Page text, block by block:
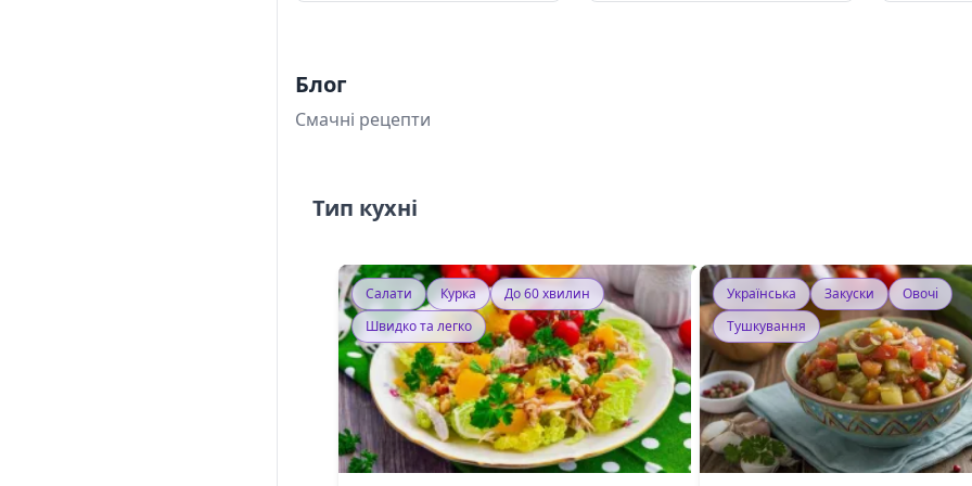
Блог
Смачні рецепти
Тип кухні
Салати Курка
До 60 хвилин
Швидко та легко
Українська Закуски
Овочі
Тушкування